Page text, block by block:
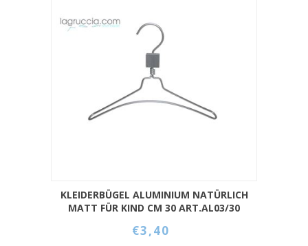
KLEIDERBÜGEL ALUMINIUM NATÜRLICH
MATT FÜR KIND CM 30 ART.AL03/30
€3,40